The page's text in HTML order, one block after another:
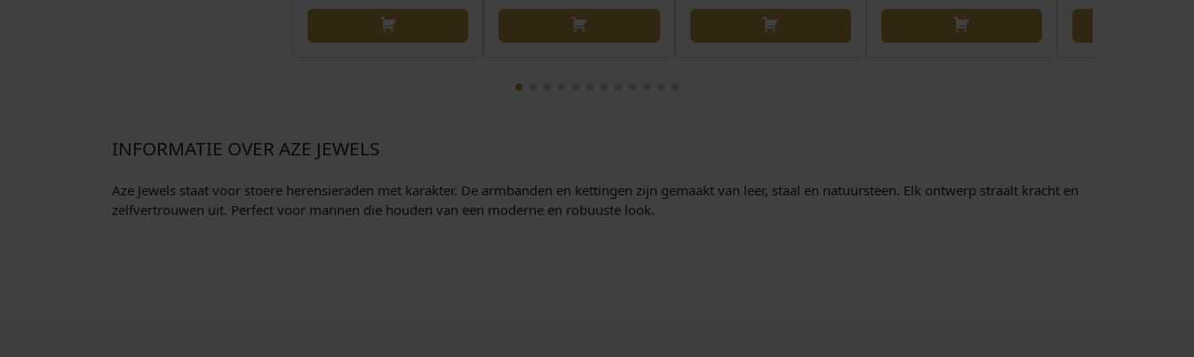
INFORMATIE OVER AZE JEWELS
Aze Jewels staat voor stoere heren­sieraden met karakter. De armbanden en kettingen zijn gemaakt van leer, staal en natuursteen. Elk ontwerp straalt kracht en
zelfvertrouwen uit. Perfect voor mannen die houden van een moderne en robuuste look.